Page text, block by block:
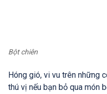
Bột chiên
Hóng gió, vi vu trên những
thú vị nếu bạn bỏ qua món